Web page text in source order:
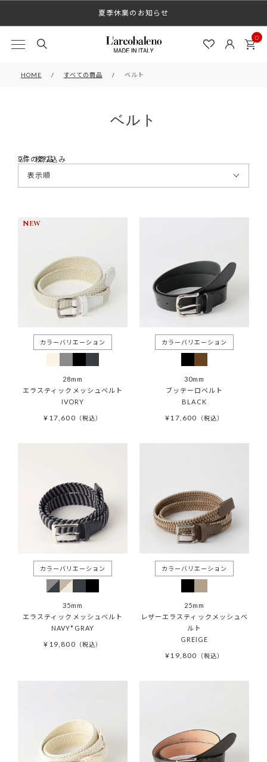
夏季休業のお知らせ
0
HOME すべての商品 ベルト
ベルト
絞り込み
9
28mm
エラスティックメッシュベルト
IVORY
NEW
¥ 17,600 税込
30mm
ブッテーロベルト
BLACK
¥17,600 税込
35mm
エラスティックメッシュベルト
NAVY*GRAY
¥ 19,800 税込
25mm
レザーエラスティックメッシュベ
ルト
GREIGE
¥19,800 税込